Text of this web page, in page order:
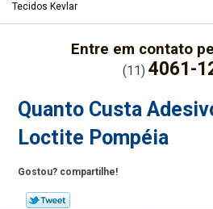
Tecidos Kevlar
Entre em contato
(11) 4061-
Quanto Custa
Loctite Pompéia
Gostou? compartilhe!